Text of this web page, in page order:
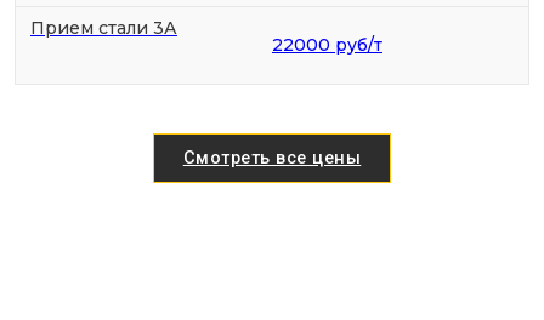
Прием стали 3А
22000 руб/т
Смотреть все цены